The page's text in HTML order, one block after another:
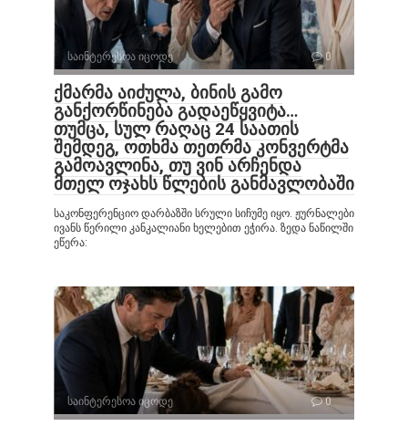
საინტერესოა იცოდე 0
ქმარმა აიძულა, ბინის გამო
განქორწინება გადაეწყვიტა…
თუმცა, სულ რაღაც 24 საათის
შემდეგ, ოთხმა თეთრმა კონვერტმა
გამოავლინა, თუ ვინ არჩენდა
მთელ ოჯახს წლების განმავლობაში
საკონფერენციო დარბაზში სრული სიჩუმე იყო. ჟურნალები
ივანს წერილი კანკალიანი ხელებით ეჭირა. ზედა ნაწილში
ეწერა:
საინტერესოა იცოდე 0